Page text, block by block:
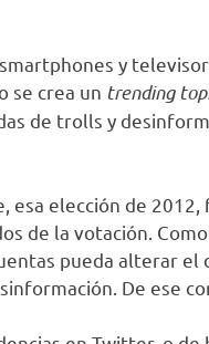
y
se crea un trending
de trolls y
esa elección de
de la votación.
pueda alterar el
De ese